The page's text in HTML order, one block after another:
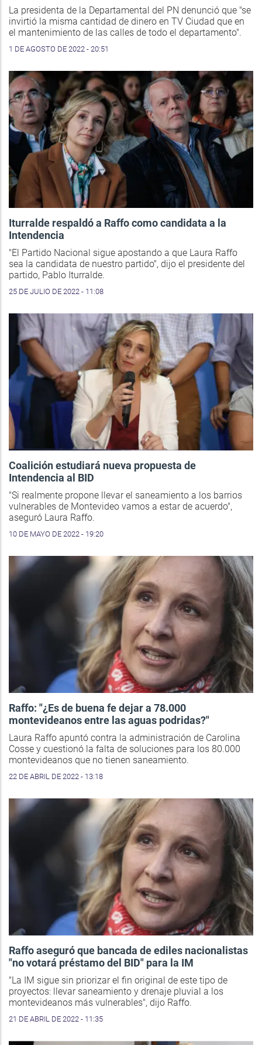
La presidenta de la Departamental del PN denunció que "se
invirtió la misma cantidad de dinero en TV Ciudad que en
el mantenimiento de las calles de todo el departamento".
1 DE AGOSTO DE 2022 - 20:51
Iturralde respaldó a Raffo como candidata a la
Intendencia
"El Partido Nacional sigue apostando a que Laura Raffo
sea la candidata de nuestro partido", dijo el presidente del
partido, Pablo Iturralde.
25 DE JULIO DE 2022 - 11:08
Coalición estudiará nueva propuesta de
Intendencia al BID
"Si realmente propone llevar el saneamiento a los barrios
vulnerables de Montevideo vamos a estar de acuerdo",
aseguró Laura Raffo.
10 DE MAYO DE 2022 - 19:20
Raffo: "¿Es de buena fe dejar a 78.000
montevideanos entre las aguas podridas?"
Laura Raffo apuntó contra la administración de Carolina
Cosse y cuestionó la falta de soluciones para los 80.000
montevideanos que no tienen saneamiento.
22 DE ABRIL DE 2022 - 13:18
Raffo aseguró que bancada de ediles nacionalistas
"no votará préstamo del BID" para la IM
"La IM sigue sin priorizar el fin original de este tipo de
proyectos: llevar saneamiento y drenaje pluvial a los
montevideanos más vulnerables", dijo Raffo.
21 DE ABRIL DE 2022 - 11:35